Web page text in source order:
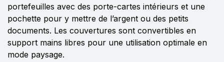
portefeuilles avec des porte-cartes intérieurs et une
pochette pour y mettre de l’argent ou des petits
documents. Les couvertures sont convertibles en
support mains libres pour une utilisation optimale en
mode paysage.